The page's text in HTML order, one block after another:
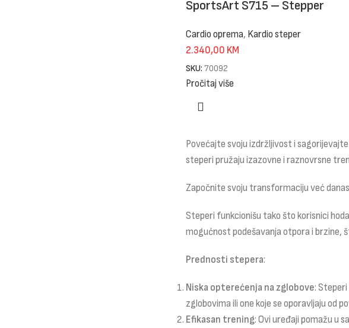
SportsArt S715 – Stepper
Cardio oprema, Kardio steper
2.340,00 KM
SKU: 70092
Pročitaj više
Povećajte svoju izdržljivost i
steperi pružaju izazovne i raznovrsne
Započnite svoju transformaciju već
Steperi funkcionišu tako što korisnici
mogućnost podešavanja otpora i brzine,
Prednosti stepera:
Niska opterećenja na zglobove:
zglobovima ili one koje se oporavljaju od
Efikasan trening: Ovi uređaji pomažu u